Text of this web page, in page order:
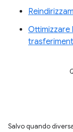
Ottimizzare
Salvo quando